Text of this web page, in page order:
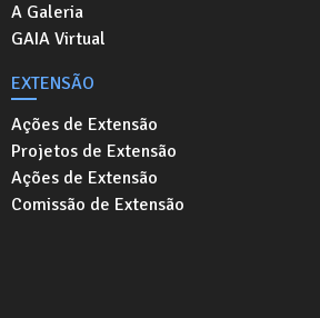
A Galeria
GAIA Virtual
EXTENSÃO
Ações de Extensão
Projetos de Extensão
Ações de Extensão
Comissão de Extensão